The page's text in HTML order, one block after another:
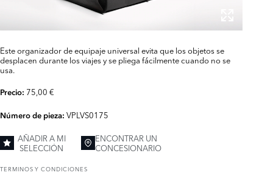
Este organizador de equipaje universal evita que los objetos se
desplacen durante los viajes y se pliega fácilmente cuando no se
usa.
Precio: 75,00 €
Número de pieza: VPLVS0175
AÑADIR A MI
SELECCIÓN
ENCONTRAR UN
CONCESIONARIO
TERMINOS Y CONDICIONES